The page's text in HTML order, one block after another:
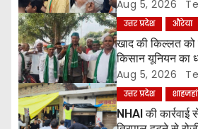
i
o
n
ज्ञापन
Aug 5, 2026
उत्तर प्रदेश औरेया
खाद की किल्लत को
किसान यूनियन का
Aug 5, 2026
उत्तर प्रदेश
NHAI की कार्रवाई